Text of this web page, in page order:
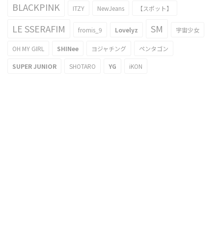
BLACKPINK ITZY NewJeans 【スポット】
LE SSERAFIM fromis_9 Lovelyz SM 宇宙少女
OH MY GIRL SHINee ヨジャチング ペンタゴン
SUPER JUNIOR SHOTARO YG iKON